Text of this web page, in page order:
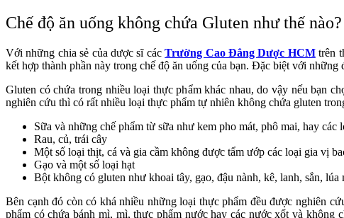
Chế độ ăn uống không chứa Gluten như thế nào?
Với những chia sẻ của dược sĩ cácTrường Cao Đẳng Dược HCMtrên
kết hợp thành phần này trong chế độ ăn uống của bạn. Đặc biệt với những
Gluten có chứa trong nhiều loại thực phẩm khác nhau, do vậy nếu bạn
nghiên cứu thì có rất nhiều loại thực phẩm tự nhiên không chứa gluten
Sữa và những chế phẩm từ sữa như kem pho mát, phô mai, hay các
Rau, củ, trái cây
Một số loại thịt, cá và gia cầm không được tẩm ướp các loại gia vị
Gạo và một số loại hạt
Bột không có gluten như khoai tây, gạo, đậu nành, kê, lanh, sắn,
Bên cạnh đó còn có khá nhiều những loại thực phẩm đều được nghiên
phẩm có chứa bánh mì, mì, thực phẩm nước hay các nước xốt và không